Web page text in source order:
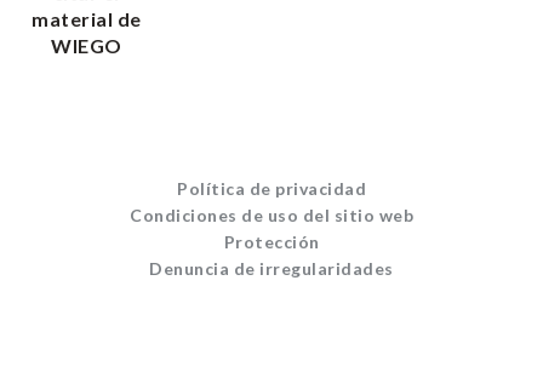
material de
WIEGO
Política de privacidad
Condiciones de uso del sitio web
Protección
Denuncia de irregularidades